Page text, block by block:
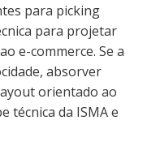
para picking
para projetar
e-commerce. Se a
absorver
orientado ao
técnica da ISMA e